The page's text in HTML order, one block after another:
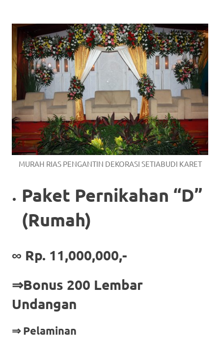
MURAH RIAS PENGANTIN DEKORASI SETIABUDI KARET
Paket Pernikahan “D”
(Rumah)
∞ Rp. 11,000,000,-
⇒Bonus 200 Lembar
Undangan
⇒ Pelaminan